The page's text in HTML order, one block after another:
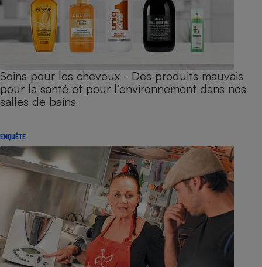
Soins pour les cheveux - Des produits mauvais
pour la santé et pour l’environnement dans nos
salles de bains
ENQUÊTE